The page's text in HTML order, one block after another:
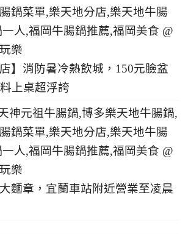
】消防暑冷熱飲城，150元臉盆
上桌超浮誇
大麵章，宜蘭車站附近營業至凌晨